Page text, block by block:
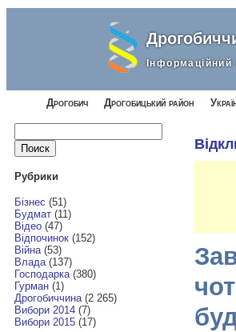
Дрогобич Дрогобицький район
Найти:
Рубрики
Бізнес (51)
Будмат(11)
Відео(47)
Відпочинок(152)
Війна(53)
Влада(137)
Господарка(380)
Гурман(1)
Дрогобиччина(2 265)
Вибори 2014(7)
Вибори 2015(17)